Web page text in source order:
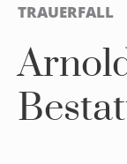
TRAUERFALL